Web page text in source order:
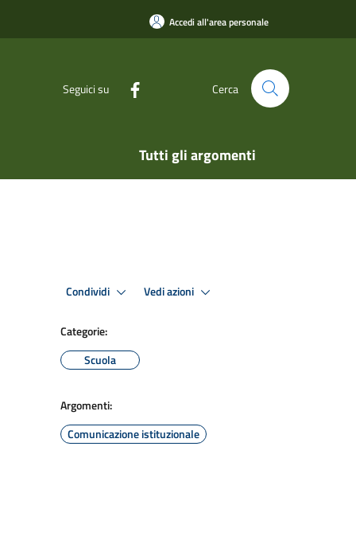
Accedi all'area personale
Seguici su Cerca
Tutti gli argomenti
Condividi Vedi azioni
Categorie:
Scuola
Argomenti:
Comunicazione istituzionale